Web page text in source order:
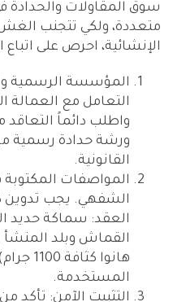
سوق المقاولات والحدادة
متعددة، ولكي تتجنب
الإنشائية، احرص على اتباع
المؤسسة الرسمية
التعامل مع العمالة
واطلب دائماً
ورشة حدادة
القانونية.
المواصفات المكتوبة
الشفهي. يجب تدوين
العقد: سماكة حديد
هانوا
المستخدمة.
التثبيت الآمن: تأكد